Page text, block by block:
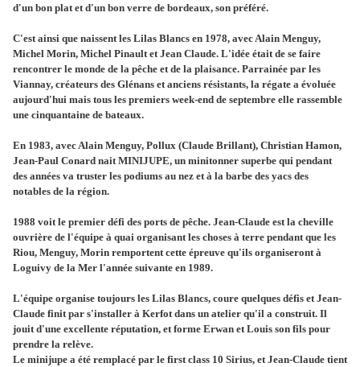
d'un bon plat et d'un bon verre de bordeaux, son préféré.
C'est ainsi que naissent les Lilas Blancs en 1978, avec Alain Menguy,
Michel Morin, Michel Pinault et Jean Claude. L'idée était de se faire
rencontrer le monde de la pêche et de la plaisance. Parrainée par les
Viannay, créateurs des Glénans et anciens résistants, la régate a évoluée
aujourd'hui mais tous les premiers week-end de septembre elle rassemble
une cinquantaine de bateaux.
En 1983, avec Alain Menguy, Pollux (Claude Brillant), Christian Hamon,
Jean-Paul Conard nait MINIJUPE, un minitonner superbe qui pendant
des années va truster les podiums au nez et à la barbe des yacs des
notables de la région.
1988 voit le premier défi des ports de pêche. Jean-Claude est la cheville
ouvrière de l'équipe à quai organisant les choses à terre pendant que les
Riou, Menguy, Morin remportent cette épreuve qu'ils organiseront à
Loguivy de la Mer l'année suivante en 1989.
L'équipe organise toujours les Lilas Blancs, coure quelques défis et Jean-
Claude finit par s'installer à Kerfot dans un atelier qu'il a construit. Il
jouit d'une excellente réputation, et forme Erwan et Louis son fils pour
prendre la relève.
Le minijupe a été remplacé par le first class 10 Sirius, et Jean-Claude tient